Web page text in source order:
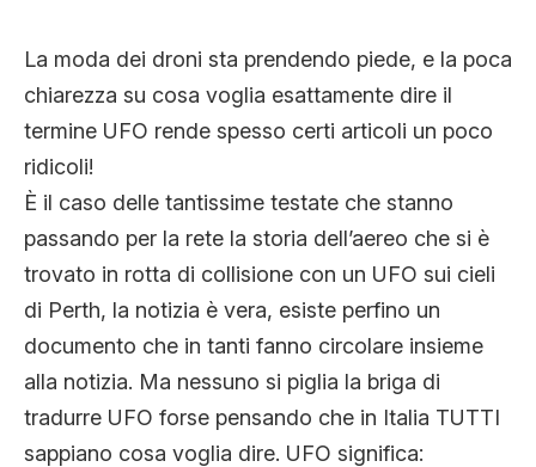
CLIMA ED ENERGIA
CONTATTI
CHI SIAMO
La moda dei droni sta prendendo piede, e la poca
chiarezza su cosa voglia esattamente dire il
termine UFO rende spesso certi articoli un poco
ridicoli!
È il caso delle tantissime testate che stanno
passando per la rete la storia dell’aereo che si è
trovato in rotta di collisione con un UFO sui cieli
di Perth, la notizia è vera, esiste perfino un
documento che in tanti fanno circolare insieme
alla notizia. Ma nessuno si piglia la briga di
tradurre UFO forse pensando che in Italia TUTTI
sappiano cosa voglia dire. UFO significa: